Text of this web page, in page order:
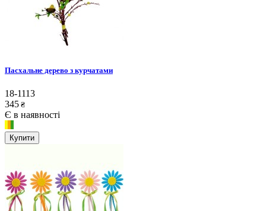
Пасхальне дерево з курчатами
18-1113
345 ₴
Є в наявності
Купити